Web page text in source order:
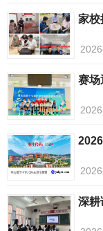
家校
赛场
深耕